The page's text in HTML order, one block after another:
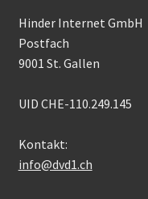
Hinder Internet GmbH
Postfach
9001 St. Gallen
UID CHE-110.249.145
Kontakt:
info@dvd1.ch